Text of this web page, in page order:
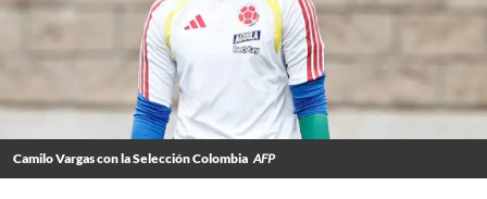
Camilo Vargas con la Selección Colombia AFP